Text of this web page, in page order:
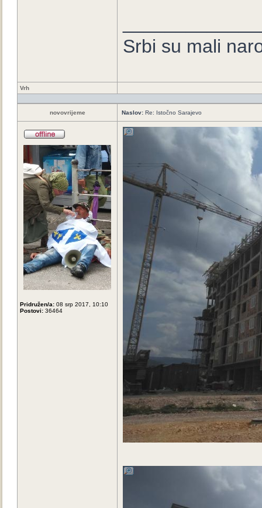
Srbi su mali
Vrh
novovrijeme Naslov: Re: Istočno Sarajevo
Pridružen/a: 08 srp 2017, 10:10
Postovi: 36464